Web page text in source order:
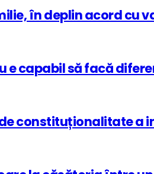
în deplin acord cu
e capabil să facă
constituționalitate a